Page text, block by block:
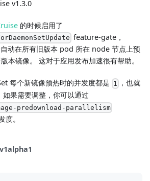
v1.3.0
的时候启用了
feature-gate，
动在所有旧版本 pod 所在 node 节点上预
本镜像。 这对于应用发布加速很有帮助。
每个新镜像预热时的并发度都是 1
，也就
果需要调整，你可以通过
predownload-parallelism
。
v1alpha1